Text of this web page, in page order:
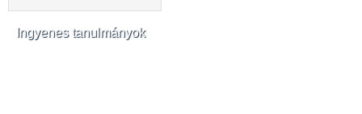
Ingyenes tanulmányok